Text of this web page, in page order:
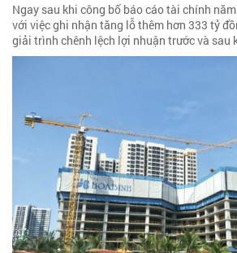
Ngay sau khi công bố báo cáo tài chính
với việc ghi nhận tăng lỗ thêm hơn 333 tỷ
giải trình chênh lệch lợi nhuận trước và sau